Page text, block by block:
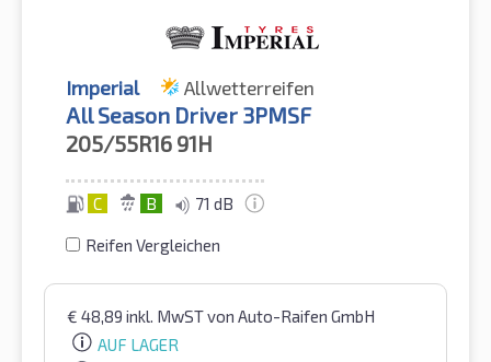
Imperial Allwetterreifen
All Season Driver 3PMSF
205/55R16 91H
C B 71 dB
Reifen Vergleichen
€ 48,89 inkl. MwSTvon Auto-Raifen GmbH
AUF LAGER